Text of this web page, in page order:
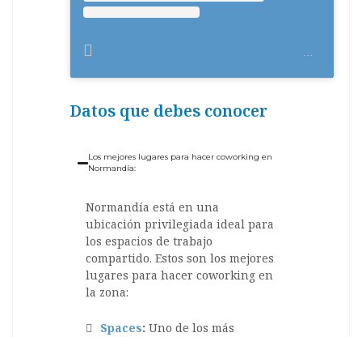
Datos que debes conocer
Los mejores lugares para hacer coworking en
Normandía:
Normandía está en una
ubicación privilegiada ideal para
los espacios de trabajo
compartido. Estos son los mejores
lugares para hacer coworking en
la zona:
Spaces: Uno de los más